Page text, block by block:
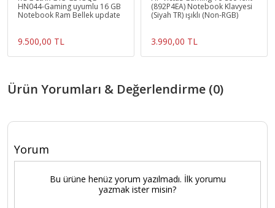
HN044-Gaming uyumlu 16 GB
Notebook Ram Bellek update
9.500,00 TL
(892P4EA) Notebook Klavyesi
(Siyah TR) ışıklı (Non-RGB)
3.990,00 TL
Ürün Yorumları & Değerlendirme (0)
Yorum
Bu ürüne henüz yorum yazılmadı. İlk yorumu
yazmak ister misin?